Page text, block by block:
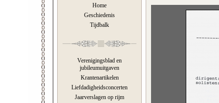
Home
Geschiedenis
Tijdbalk
Verenigingsblad en
jubileumuitgaven
Krantenartikelen
Liefdadigheidsconcerten
Jaarverslagen op rijm